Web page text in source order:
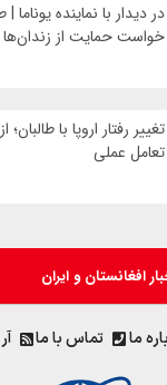
در دیدار با نماینده یوناما
خواست حمایت از
تغییر رفتار اروپا با
تعامل عملی
افغانستان و ایران
ما تماس با ما